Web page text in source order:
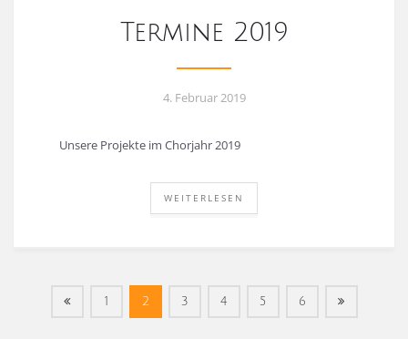
Termine 2019
4. Februar 2019
Unsere Projekte im Chorjahr 2019
WEITERLESEN
1 2 3 4 5 6